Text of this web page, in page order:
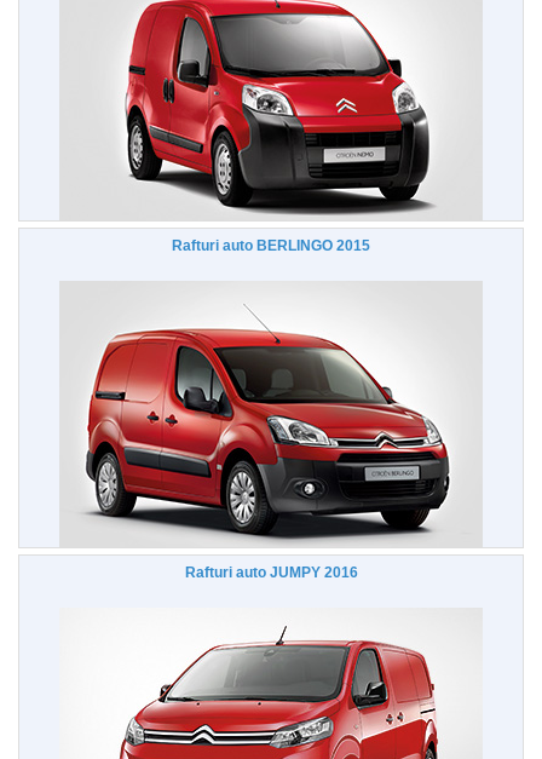
Rafturi auto BERLINGO 2015
Rafturi auto JUMPY 2016